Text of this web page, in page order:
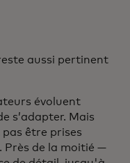
aussi pertinent
évoluent
s’adapter. Mais
être prises
Près de la moitié —